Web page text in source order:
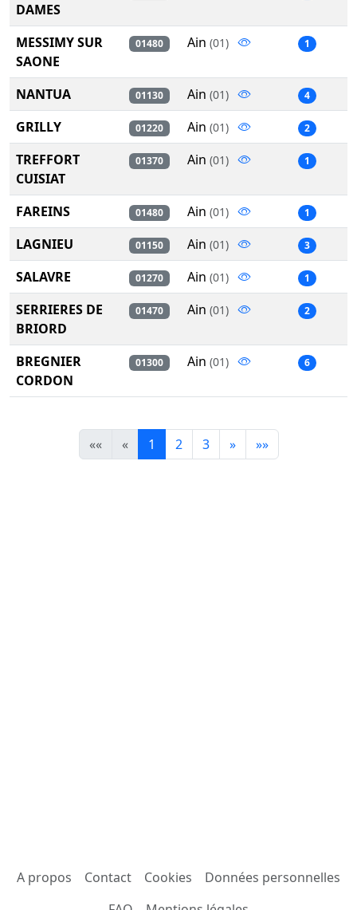
DAMES
MESSIMY SUR
SAONE
01480 Ain (01) 1
NANTUA 01130 Ain (01) 4
GRILLY 01220 Ain (01) 2
TREFFORT
CUISIAT
01370 Ain (01) 1
FAREINS 01480 Ain (01) 1
LAGNIEU 01150 Ain (01) 3
SALAVRE 01270 Ain (01) 1
SERRIERES DE
BRIORD
01470 Ain (01) 2
BREGNIER
CORDON
01300 Ain (01) 6
«« « 1 2 3 » »»
A propos Contact Cookies
Données personnelles